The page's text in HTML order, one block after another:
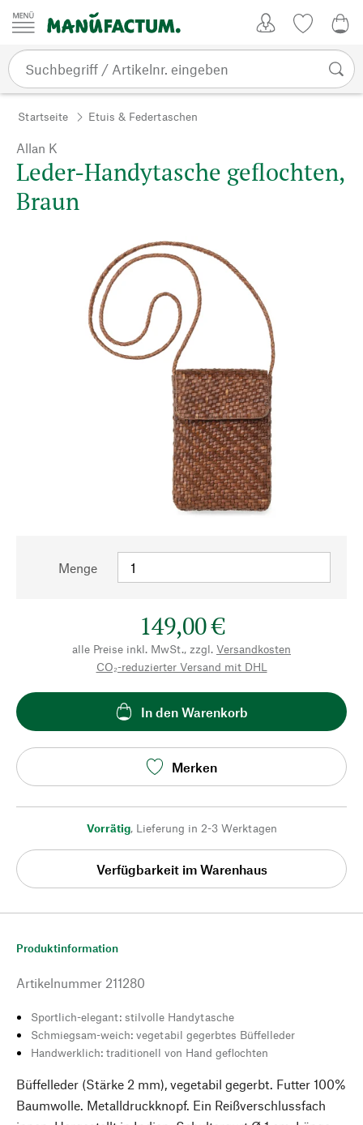
Zum Inhalt springen
Startseite Etuis & Federtaschen
Allan K
Leder-Handytasche geflochten,
Braun
Menge
149,00 €
alle Preise inkl. MwSt., zzgl. Versandkosten
CO₂-reduzierter Versand mit DHL
In den Warenkorb
Merken
Vorrätig, Lieferung in 2-3 Werktagen
Verfügbarkeit im Warenhaus
Produktinformation
Artikelnummer 211280
Sportlich-elegant: stilvolle Handytasche
Schmiegsam-weich: vegetabil gegerbtes Büffelleder
Handwerklich: traditionell von Hand geflochten
Büffelleder (Stärke 2 mm), vegetabil gegerbt. Futter 100%
Baumwolle. Metalldruckknopf. Ein Reißverschlussfach